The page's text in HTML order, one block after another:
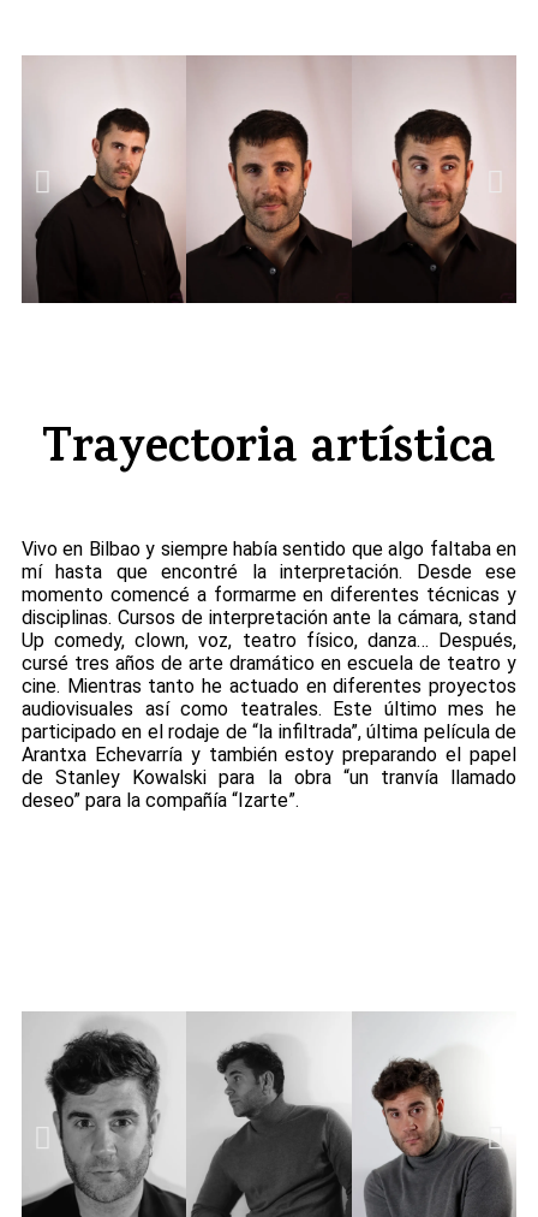
Trayectoria artística
Vivo en Bilbao y siempre había sentido que algo faltaba en
mí hasta que encontré la interpretación. Desde ese
momento comencé a formarme en diferentes técnicas y
disciplinas. Cursos de interpretación ante la cámara, stand
Up comedy, clown, voz, teatro físico, danza… Después,
cursé tres años de arte dramático en escuela de teatro y
cine. Mientras tanto he actuado en diferentes proyectos
audiovisuales así como teatrales. Este último mes he
participado en el rodaje de “la infiltrada”, última película de
Arantxa Echevarría y también estoy preparando el papel
de Stanley Kowalski para la obra “un tranvía llamado
deseo” para la compañía “Izarte”.